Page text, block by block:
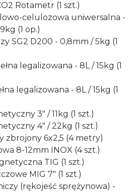
Rotametr (1 szt.)
celulozowa uniwersalna -
(1 op.)
SG2 D200 - 0,8mm / 5kg (1
legalizowana - 8L / 15kg (1
legalizowana - 8L / 15kg (1
3" / 11kg (1 szt.)
4" / 22kg (1 szt.)
zbrojony 6x2,5 (4 metry)
8-12mm INOX (4 szt.)
TIG (1 szt.)
MIG 7" (1 szt.)
(rękojeść sprężynowa) -